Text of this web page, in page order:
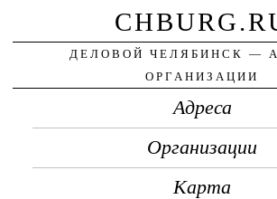
ДЕЛОВОЙ ЧЕЛЯБИНСК —
ОРГАНИЗАЦИИ
Адреса
Организации
Карта